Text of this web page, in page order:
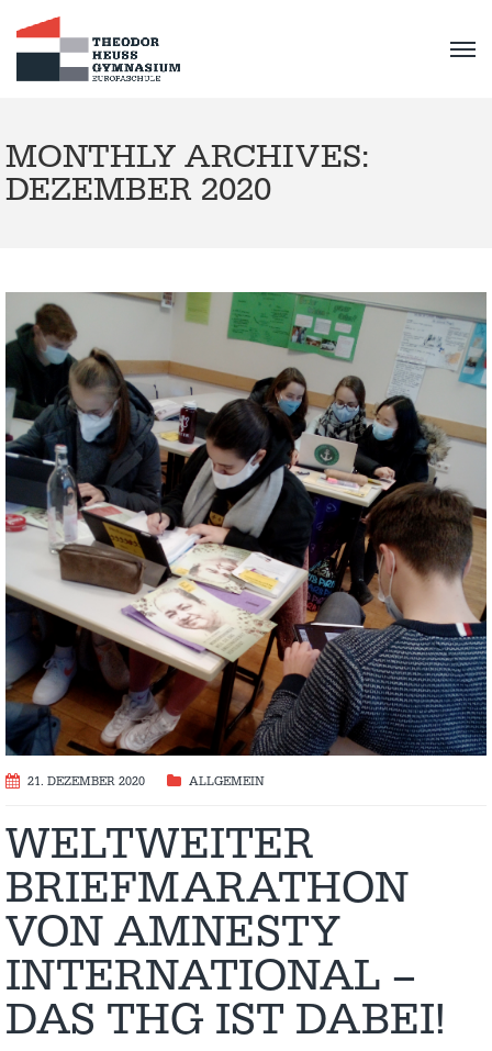
MONTHLY ARCHIVES:
DEZEMBER 2020
21. DEZEMBER 2020 ALLGEMEIN
WELTWEITER
BRIEFMARATHON
VON AMNESTY
INTERNATIONAL –
DAS THG IST DABEI!